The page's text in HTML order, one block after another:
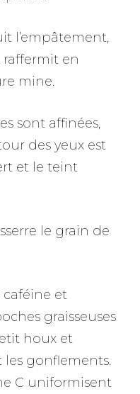
l’empâtement,
raffermit en
mine.
sont affinées,
des yeux est
et le teint
le grain de
caféine et
graisseuses
houx et
gonflements.
C uniformisent